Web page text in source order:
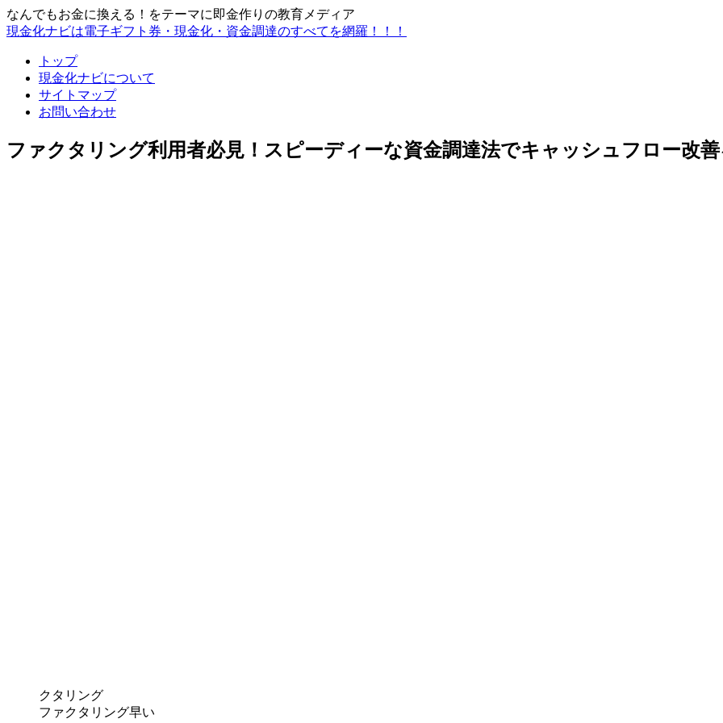
なんでもお金に換える！をテーマに即金作りの教育メディア
現金化ナビは電子ギフト券・現金化・資金調達のすべてを網羅！！！
トップ
現金化ナビについて
サイトマップ
お問い合わせ
ファクタリング利用者必見！スピーディーな資金調達法でキャッシュフロー改
クタリング
ファクタリング早い